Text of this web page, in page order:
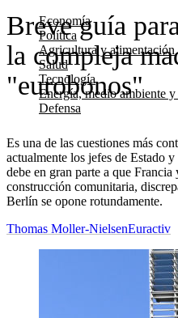
Economía
Política
Agricultura y alimentación
Salud
Tecnología
Energía, medio ambiente y
Defensa
Breve guía
la compleja
"eurobonos"
Es una de las cuestiones más
actualmente los jefes de Estado
debe en gran parte a que
construcción comunitaria,
Berlín se opone rotundamente.
Thomas Moller-NielsenEuractiv